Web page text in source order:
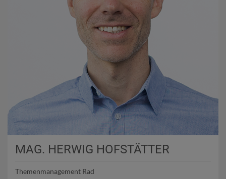
MAG. HERWIG HOFSTÄTTER
Themenmanagement Rad